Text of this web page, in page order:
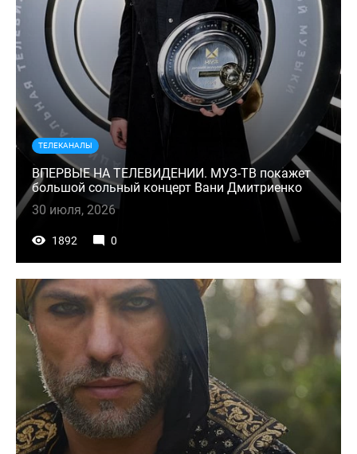
ТЕЛЕКАНАЛЫ
ВПЕРВЫЕ НА ТЕЛЕВИДЕНИИ. МУЗ-ТВ покажет
большой сольный концерт Вани Дмитриенко
30 июля, 2026
1892 0